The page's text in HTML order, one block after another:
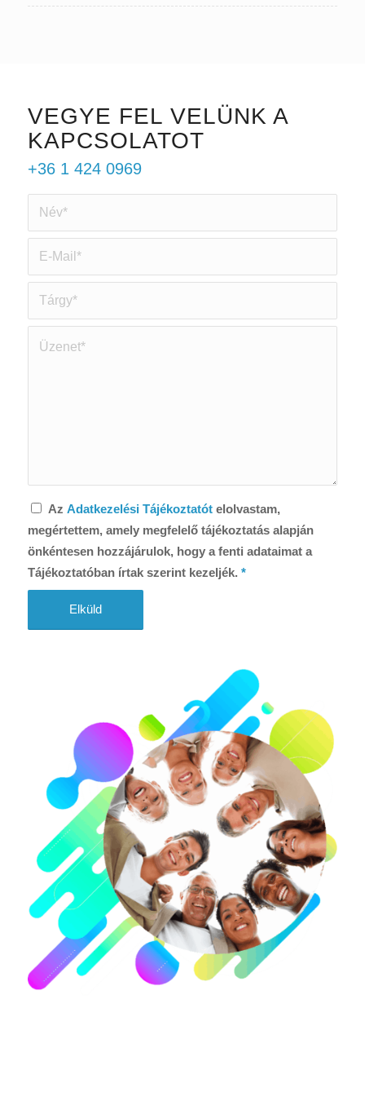
VEGYE FEL VELÜNK A
KAPCSOLATOT
+36 1 424 0969
Az Adatkezelési Tájékoztatótelolvastam,
megértettem, amely megfelelő tájékoztatás alapján
önkéntesen hozzájárulok, hogy a fenti adataimat a
Tájékoztatóban írtak szerint kezeljék. *